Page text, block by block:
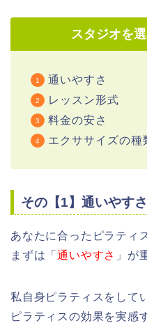
スタジオを
通いやすさ
レッスン形式
料金の安さ
エクササイズの種
その【1】通いやすさ
あなたに合ったピラティ
まずは「通いやすさ 」が
私自身ピラティスをして
ピラティスの効果を実感